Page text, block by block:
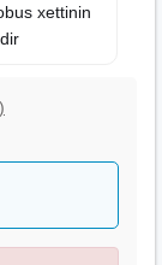
xettinin